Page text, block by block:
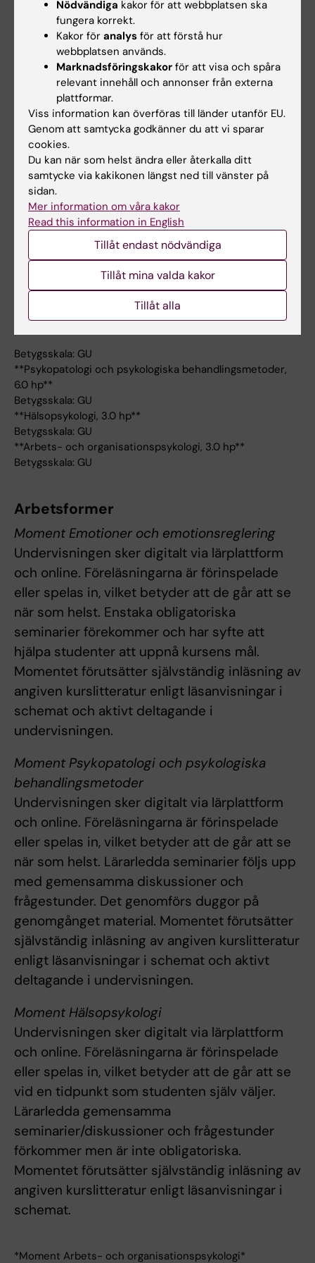
benägenhet att förändra sina hälsorelaterade
vanor.
Arbets- och organisationspsykologi, 3 hp
Betygsskala: GU
Momentet ger en översikt av arbets- och
organisationspsykologins områden. Momentet
har ett grundläggande hälsoperspektiv som
fokuserar på arbetslivets betydelse för
individers hälsa, välbefinnande, och kvalitet i
arbetet, där exempelvis betydelsen av
psykosocial arbetsmiljö, stress, och
återhämtning behandlas.
Emotioner och emotionsreglering, 3.0 hp
Betygsskala: GU
**Psykopatologi och psykologiska behandlingsmetoder,
6.0 hp**
Betygsskala: GU
**Hälsopsykologi, 3.0 hp**
Betygsskala: GU
**Arbets- och organisationspsykologi, 3.0 hp**
Betygsskala: GU
Arbetsformer
Moment Emotioner och emotionsreglering
Undervisningen sker digitalt via lärplattform
och online. Föreläsningarna är förinspelade
eller spelas in, vilket betyder att de går att se
när som helst. Enstaka obligatoriska
seminarier förekommer och har syfte att
hjälpa studenter att uppnå kursens mål.
Momentet förutsätter självständig inläsning av
angiven kurslitteratur enligt läsanvisningar i
schemat och aktivt deltagande i
undervisningen.
Moment Psykopatologi och psykologiska
behandlingsmetoder
Undervisningen sker digitalt via lärplattform
och online. Föreläsningarna är förinspelade
eller spelas in, vilket betyder att de går att se
när som helst. Lärarledda seminarier följs upp
med gemensamma diskussioner och
frågestunder. Det genomförs duggor på
genomgånget material. Momentet förutsätter
självständig inläsning av angiven kurslitteratur
enligt läsanvisningar i schemat och aktivt
deltagande i undervisningen.
Moment Hälsopsykologi
Undervisningen sker digitalt via lärplattform
och online. Föreläsningarna är förinspelade
eller spelas in, vilket betyder att de går att se
vid en tidpunkt som studenten själv väljer.
Lärarledda gemensamma
seminarier/diskussioner och frågestunder
förkommer men är inte obligatoriska.
Momentet förutsätter självständig inläsning av
angiven kurslitteratur enligt läsanvisningar i
schemat.
*Moment Arbets- och organisationspsykologi*
Nödvändiga kakor för att webbplatsen ska
fungera korrekt.
Kakor för analys för att förstå hur
webbplatsen används.
Marknadsföringskakor för att visa och spåra
relevant innehåll och annonser från externa
plattformar.
Viss information kan överföras till länder utanför EU.
Genom att samtycka godkänner du att vi sparar
cookies.
Du kan när som helst ändra eller återkalla ditt
samtycke via kakikonen längst ned till vänster på
sidan.
Mer information om våra kakor
Read this information in English
Tillåt endast nödvändiga
Tillåt mina valda kakor
Tillåt alla